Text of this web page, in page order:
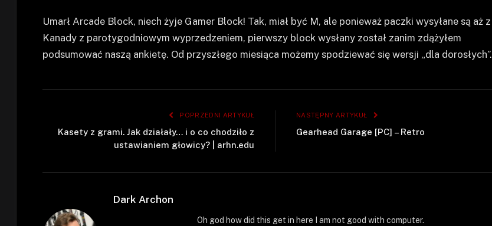
Umarł Arcade Block, niech żyje Gamer Block! Tak, miał być M, ale ponieważ paczki wysyłane są aż z
Kanady z parotygodniowym wyprzedzeniem, pierwszy block wysłany został zanim zdążyłem
podsumować naszą ankietę. Od przyszłego miesiąca możemy spodziewać się wersji „dla dorosłych”.
POPRZEDNI ARTYKUŁ
Kasety z grami. Jak działały… i o co chodziło z
ustawianiem głowicy? | arhn.edu
NASTĘPNY ARTYKUŁ
Gearhead Garage [PC] – Retro
Dark Archon
Oh god how did this get in here I am not good with computer.